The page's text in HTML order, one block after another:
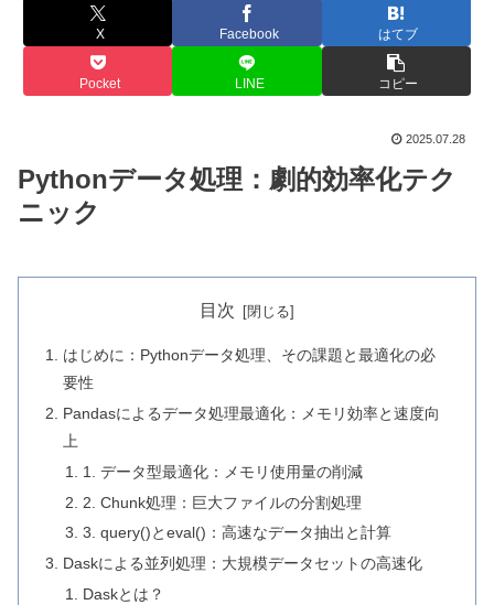
X Facebook はてブ
Pocket LINE コピー
2025.07.28
Pythonデータ処理：劇的効率化テク
ニック
目次
はじめに：Pythonデータ処理、その課題と最適化の必
要性
Pandasによるデータ処理最適化：メモリ効率と速度向
上
1. データ型最適化：メモリ使用量の削減
2. Chunk処理：巨大ファイルの分割処理
3. query()とeval()：高速なデータ抽出と計算
Daskによる並列処理：大規模データセットの高速化
Daskとは？